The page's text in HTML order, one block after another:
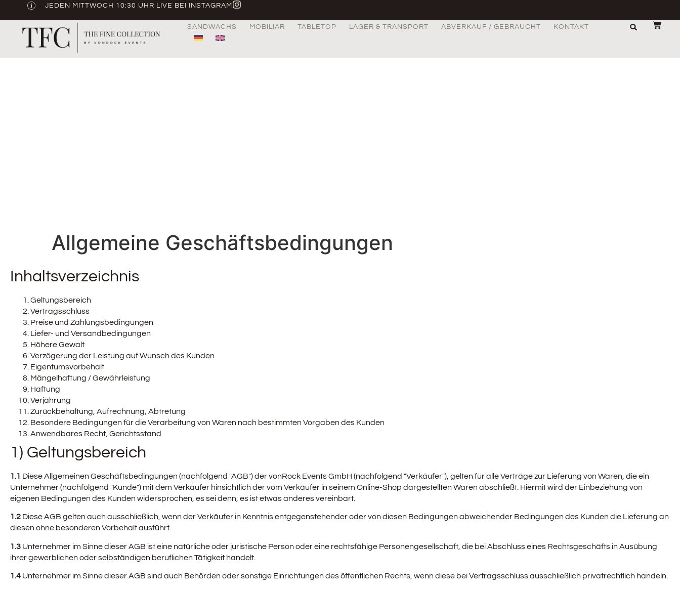
JEDEN MITTWOCH 10:30 UHR LIVE BEI INSTAGRAM
SANDWACHS MOBILIAR TABLETOP LAGER & TRANSPORT ABVERKAUF / GEBRAUCHT KONTAKT
Allgemeine Geschäftsbedingungen
Inhaltsverzeichnis
Geltungsbereich
Vertragsschluss
Preise und Zahlungsbedingungen
Liefer- und Versandbedingungen
Höhere Gewalt
Verzögerung der Leistung auf Wunsch des Kunden
Eigentumsvorbehalt
Mängelhaftung / Gewährleistung
Haftung
Verjährung
Zurückbehaltung, Aufrechnung, Abtretung
Besondere Bedingungen für die Verarbeitung von Waren nach bestimmten Vorgaben des Kunden
Anwendbares Recht, Gerichtsstand
1) Geltungsbereich
1.1 Diese Allgemeinen Geschäftsbedingungen (nachfolgend "AGB") der vonRock Events GmbH (nachfolgend "Verkäufer"), gelten für alle Verträge zur Lieferung von Waren, die ein
Unternehmer (nachfolgend "Kunde") mit dem Verkäufer hinsichtlich der vom Verkäufer in seinem Online-Shop dargestellten Waren abschließt. Hiermit wird der Einbeziehung von
eigenen Bedingungen des Kunden widersprochen, es sei denn, es ist etwas anderes vereinbart.
1.2 Diese AGB gelten auch ausschließlich, wenn der Verkäufer in Kenntnis entgegenstehender oder von diesen Bedingungen abweichender Bedingungen des Kunden die Lieferung an
diesen ohne besonderen Vorbehalt ausführt.
1.3 Unternehmer im Sinne dieser AGB ist eine natürliche oder juristische Person oder eine rechtsfähige Personengesellschaft, die bei Abschluss eines Rechtsgeschäfts in Ausübung
ihrer gewerblichen oder selbständigen beruflichen Tätigkeit handelt.
1.4 Unternehmer im Sinne dieser AGB sind auch Behörden oder sonstige Einrichtungen des öffentlichen Rechts, wenn diese bei Vertragsschluss ausschließlich privatrechtlich handeln.